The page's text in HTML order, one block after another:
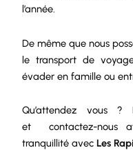
l’année.
De même que nous
letransport de
évader en famille ou
Qu’attendez vous ?
et contactez-nous
tranquillité avecLes